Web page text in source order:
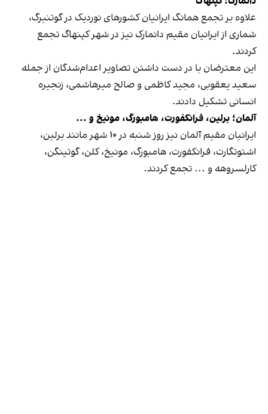
علاوه بر تجمع همانگ ایرانیان کشورهای نوردیک در گوتنبرگ،
شماری از ایرانیان مقیم دانمارک نیز در شهر کپنهاگ تجمع
کردند.
این معترضان با در دست داشتن تصاویر اعدام‌شدگان از جمله
سعید یعقوبی، مجید کاظمی و صالح میرهاشمی، زنجیره
انسانی تشکیل دادند.
آلمان؛ برلین، فرانکفورت، هامبورگ، مونیخ و ...
ایرانیان مقیم آلمان نیز روز شنبه در ۱۰ شهر مانند برلین،
اشتوتگارت، فرانکفورت، هامبورگ، مونیخ، کلن، گوتینگن،
کارلسروهه و ... تجمع کردند.